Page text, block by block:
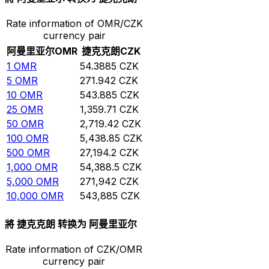
Rate information of OMR/CZK
currency pair
阿曼里亚尔OMR 捷克克朗CZK
1 OMR 54.3885 CZK
5 OMR 271.942 CZK
10 OMR 543.885 CZK
25 OMR 1,359.71 CZK
50 OMR 2,719.42 CZK
100 OMR 5,438.85 CZK
500 OMR 27,194.2 CZK
1,000 OMR 54,388.5 CZK
5,000 OMR 271,942 CZK
10,000 OMR 543,885 CZK
將 捷克克朗 转换为 阿曼里亚尔
Rate information of CZK/OMR
currency pair